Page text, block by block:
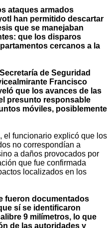
ataques armados
han permitido descartar
que se manejaban
que los disparos
cercanos a la
de Seguridad
Francisco
que los avances de las
presunto responsable
móviles, posiblemente
el funcionario explicó que los
no correspondían a
a daños provocados por
que fue confirmada
localizados en los
fueron documentados
sí se identificaron
9 milímetros, lo que
de las autoridades y